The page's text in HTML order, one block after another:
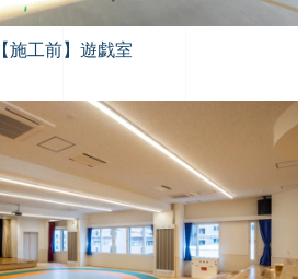
【施工前】遊戯室